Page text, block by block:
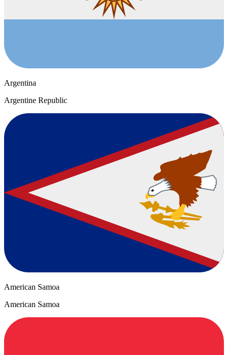
Argentina
Argentine Republic
American Samoa
American Samoa